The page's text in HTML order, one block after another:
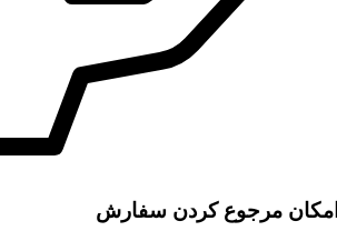
مرجوع کردن سفارش